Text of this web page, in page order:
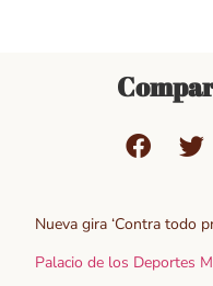
Nueva gira ‘Contra todo
Palacio de los Deportes